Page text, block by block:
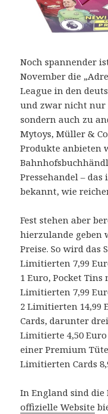
Noch spannender
November die
League in den
und zwar nicht nur
sondern auch zu
Mytoys, Müller &
Produkte anbieten
Pressehandel –
bekannt, wie
Fest stehen aber
hierzulande geben
Preise. So wird das
Limitierten 7,99
1 Euro, Pocket Tins
Limitierten 7,99
2 Limitierten 14,99
Cards, darunter
Limitierte 4,50
einer Premium
Limitierten Cards
In England sind
offizielle Website